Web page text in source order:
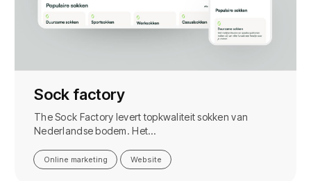
Sock factory
The Sock Factory levert topkwaliteit sokken van
Nederlandse bodem. Het…
Online marketing Website